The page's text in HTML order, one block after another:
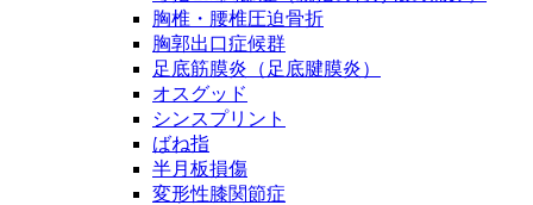
胸椎・腰椎圧迫骨折
胸郭出口症候群
足底筋膜炎（足底腱膜炎）
オスグッド
シンスプリント
ばね指
半月板損傷
変形性膝関節症